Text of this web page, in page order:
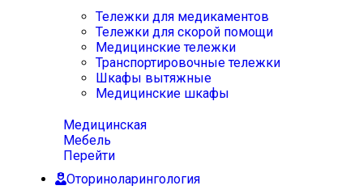
Тележки для медикаментов
Тележки для скорой помощи
Медицинские тележки
Транспортировочные тележки
Шкафы вытяжные
Медицинские шкафы
Медицинская
Мебель
Перейти
Оториноларингология